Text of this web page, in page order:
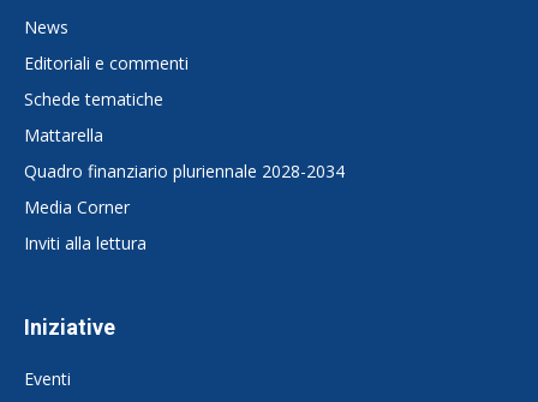
News
Editoriali e commenti
Schede tematiche
Mattarella
Quadro finanziario pluriennale 2028-2034
Media Corner
Inviti alla lettura
Iniziative
Eventi